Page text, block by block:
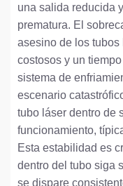
una salida reducida
prematura. El
asesino de los
costosos y un
sistema de
escenario
tubo láser dentro de
funcionamiento,
Esta estabilidad es
dentro del tubo siga
se dispare